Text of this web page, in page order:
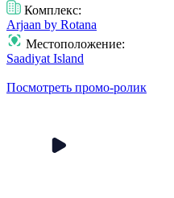
Комплекс:
Arjaan by Rotana
Местоположение:
Saadiyat Island
Посмотреть промо-ролик